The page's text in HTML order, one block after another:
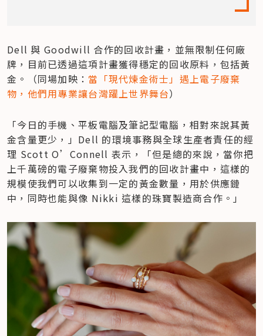
Dell 與 Goodwill 合作的回收計畫，並無限制任何廠
牌，目前已透過這項計畫獲得穩定的回收原料，包括黃
金。（同場加映： 當「現代煉金術士」遇上電子廢棄
物，他們用專業讓台灣躍上世界舞台）
「今日的手機、平板電腦及筆記型電腦，相對來說其黃
金含量更少，」Dell 的環境事務與全球生產者責任的經
理 Scott O’Connell 表示，「但是總的來說，當你把
上千萬磅的電子廢棄物投入我們的回收計畫中，這樣的
規模使我們可以收集到一定的黃金數量，用於供應鏈
中，同時也能與像 Nikki 這樣的珠寶製造商合作。」